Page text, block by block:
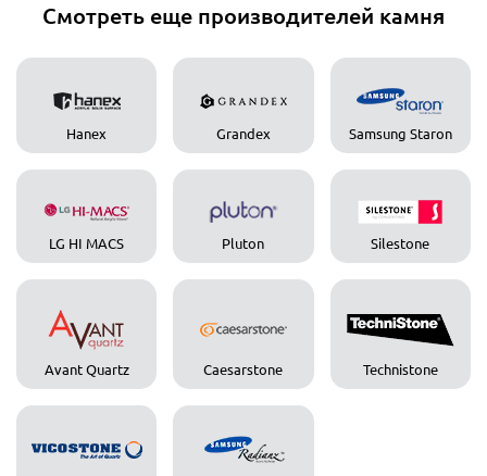
Смотреть еще производителей камня
Hanex Grandex Samsung Staron
LG HI MACS Pluton Silestone
Avant Quartz Caesarstone Technistone